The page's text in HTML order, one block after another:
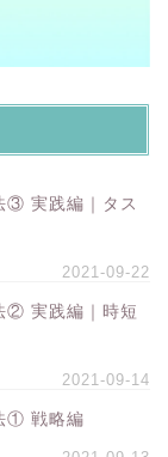
③ 実践編｜タス
2021-09-22
② 実践編｜時短
2021-09-14
① 戦略編